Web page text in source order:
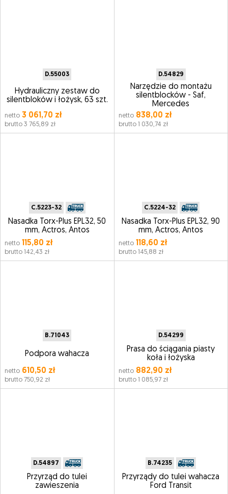
D.55003
Hydrauliczny zestaw do
silentbloków i łożysk, 63 szt.
netto 3 061,70 zł
brutto 3 765,89 zł
D.54829
Narzędzie do montażu
silentblocków - Saf,
Mercedes
netto838,00 zł
brutto 1 030,74 zł
C.5223-32
Nasadka Torx-Plus EPL32, 50
mm, Actros, Antos
netto 115,80 zł
brutto 142,43 zł
C.5224-32
Nasadka Torx-Plus EPL32, 90
mm, Actros, Antos
netto118,60 zł
brutto 145,88 zł
B.71043
Podpora wahacza
netto 610,50 zł
brutto 750,92 zł
D.54299
Prasa do ściągania piasty
koła i łożyska
netto882,90 zł
brutto 1 085,97 zł
D.54897
Przyrząd do tulei
zawieszenia
B.74235
Przyrządy do tulei wahacza
Ford Transit